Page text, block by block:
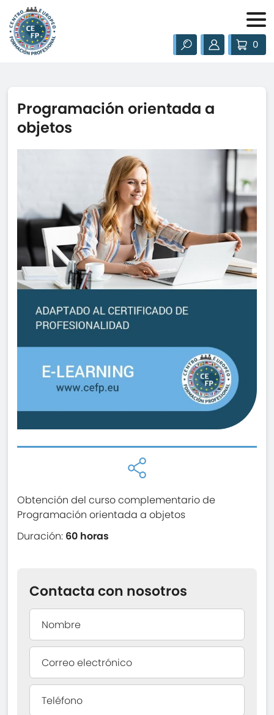
0
Programación orientada a
objetos
Obtención del curso complementario de
Programación orientada a objetos
Duración: 60 horas
Contacta con nosotros